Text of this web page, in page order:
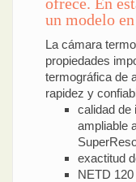
ofrece. En
un modelo
La cámara
propiedades
termográfica de
rapidez y
calidad de
ampliable
exactitud
NETD